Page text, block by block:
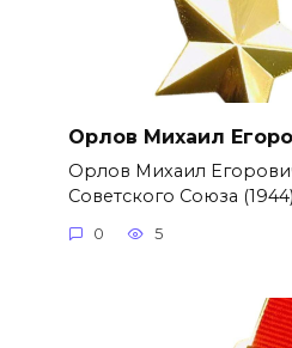
Орлов Михаил
Орлов Михаил
Советского Союза
0 5